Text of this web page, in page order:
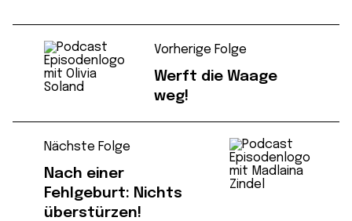
Vorherige Folge
Werft die Waage
weg!
Nächste Folge
Nach einer
Fehlgeburt: Nichts
überstürzen!